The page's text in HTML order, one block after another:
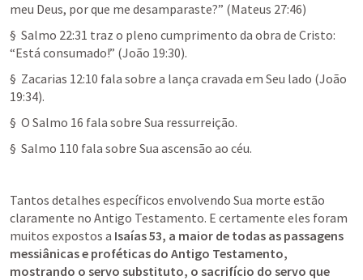
meu Deus, por que me desamparaste?” (Mateus 27:46)
§ Salmo 22:31 traz o pleno cumprimento da obra de Cristo:
“Está consumado!” (João 19:30).
§ Zacarias 12:10 fala sobre a lança cravada em Seu lado (João
19:34).
§  O Salmo 16 fala sobre Sua ressurreição.
§ Salmo 110 fala sobre Sua ascensão ao céu.
Tantos detalhes específicos envolvendo Sua morte estão
claramente no Antigo Testamento. E certamente eles foram
muitos expostos a Isaías 53, a maior de todas as passagens
messiânicas e proféticas do Antigo Testamento,
mostrando o servo substituto, o sacrifício do servo que